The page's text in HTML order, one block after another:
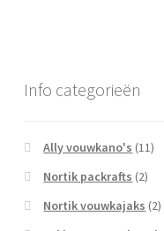
Info categorieën
Ally vouwkano's (11)
Nortik packrafts (2)
Nortik vouwkajaks (2)